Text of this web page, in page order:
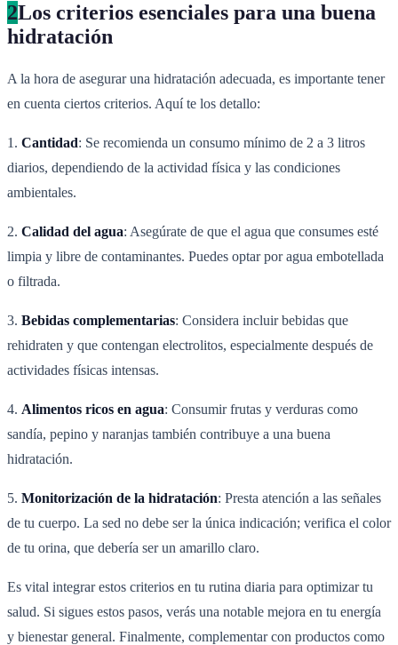
2Los criterios esenciales para una buena
hidratación
A la hora de asegurar una hidratación adecuada, es importante tener
en cuenta ciertos criterios. Aquí te los detallo:
1. Cantidad: Se recomienda un consumo mínimo de 2 a 3 litros
diarios, dependiendo de la actividad física y las condiciones
ambientales.
2. Calidad del agua: Asegúrate de que el agua que consumes esté
limpia y libre de contaminantes. Puedes optar por agua embotellada
o filtrada.
3. Bebidas complementarias: Considera incluir bebidas que
rehidraten y que contengan electrolitos, especialmente después de
actividades físicas intensas.
4. Alimentos ricos en agua: Consumir frutas y verduras como
sandía, pepino y naranjas también contribuye a una buena
hidratación.
5. Monitorización de la hidratación: Presta atención a las señales
de tu cuerpo. La sed no debe ser la única indicación; verifica el color
de tu orina, que debería ser un amarillo claro.
Es vital integrar estos criterios en tu rutina diaria para optimizar tu
salud. Si sigues estos pasos, verás una notable mejora en tu energía
y bienestar general. Finalmente, complementar con productos como